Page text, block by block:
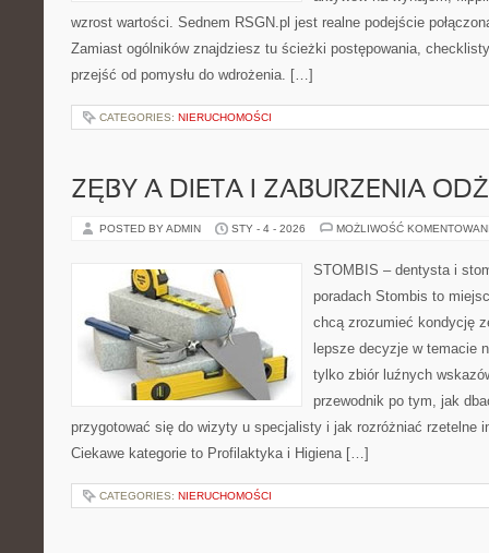
wzrost wartości. Sednem RSGN.pl jest realne podejście
Zamiast ogólników znajdziesz tu ścieżki postępowania,
przejść od pomysłu do wdrożenia. […]
CATEGORIES: NIERUCHOMOŚCI
ZĘBY A DIETA I ZABURZENIA
POSTED BY ADMIN STY - 4 - 2026 MOŻLIWOŚĆ
STOMBIS – dentysta i
poradach Stombis to
chcą zrozumieć kondycję
lepsze decyzje w temacie
tylko zbiór luźnych
przewodnik po tym, jak
przygotować się do wizyty u specjalisty i jak rozróżniać rzetelne
Ciekawe kategorie to Profilaktyka i Higiena […]
CATEGORIES: NIERUCHOMOŚCI